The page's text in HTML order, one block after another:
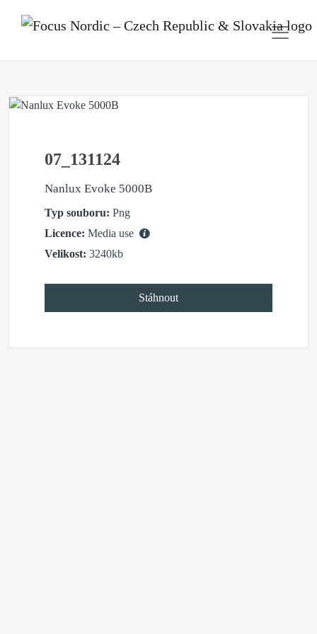
07_131124
Nanlux Evoke 5000B
Typ souboru: Png
Licence: Media use
Velikost: 3240kb
Stáhnout